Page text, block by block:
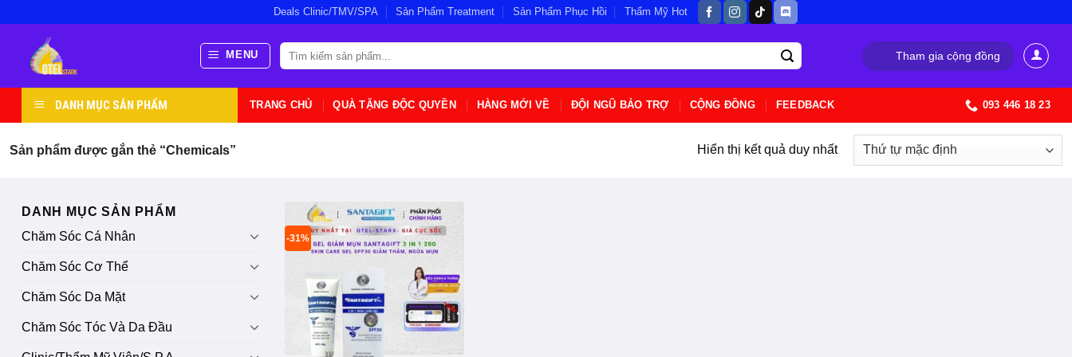
Deals Clinic/TMV/SPA Sản Phẩm Treatment Sản Phẩm Phục Hồi Thẩm Mỹ Hot
MENU
Tìm
kiếm:
Tham gia cộng đồng
DANH MỤC SẢN PHẨM TRANG CHỦ QUÀ TẶNG ĐỘC QUYỀN HÀNG MỚI VỀ ĐỘI NGŨ BẢO TRỢ CỘNG ĐỒNG FEEDBACK 093 446 18 23
Sản phẩm được gắn thẻ “Chemicals” Hiển thị kết quả duy nhất
DANH MỤC SẢN PHẨM
Chăm Sóc Cá Nhân
Chăm Sóc Cơ Thể
Chăm Sóc Da Mặt
Chăm Sóc Tóc Và Da Đầu
-31%